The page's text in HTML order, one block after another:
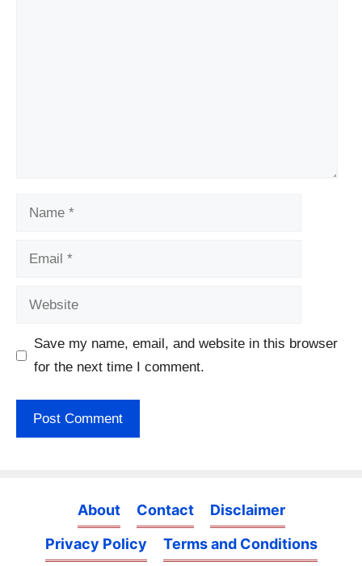
Name
Email
Website
Save my name, email, and website in this browser
for the next time I comment.
About Contact
Disclaimer
Privacy Policy
Terms and Conditions